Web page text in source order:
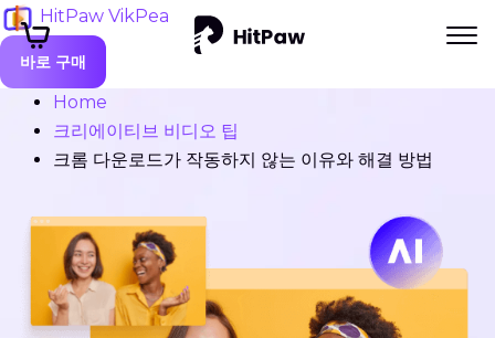
HitPaw VikPea
바로 구매
Home
크리에이티브 비디오 팁
크롬 다운로드가 작동하지 않는 이유와 해결 방법